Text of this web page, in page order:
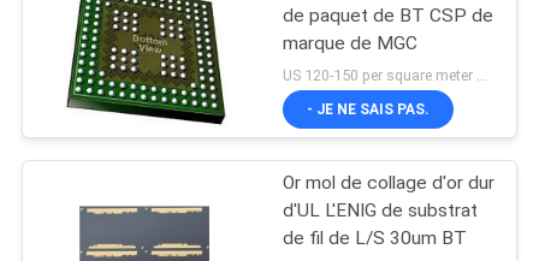
Substrat de MEMS
de paquet de BT CSP de
marque de MGC
US 120-150 per square meter MOQ:1 mètre carré
- JE NE SAIS PAS.
Or mol de collage d'or dur
d'UL L'ENIG de substrat
de fil de L/S 30um BT